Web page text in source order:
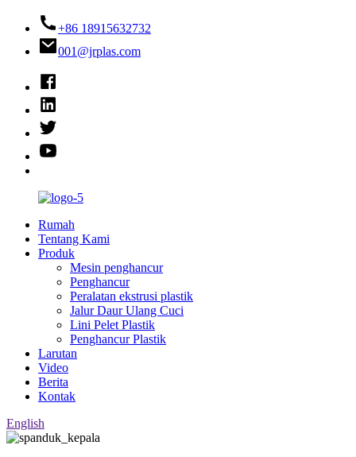
+86 18915632732
001@jrplas.com
Rumah
Tentang Kami
Produk
Mesin penghancur
Penghancur
Peralatan ekstrusi plastik
Jalur Daur Ulang Cuci
Lini Pelet Plastik
Penghancur Plastik
Larutan
Video
Berita
Kontak
English